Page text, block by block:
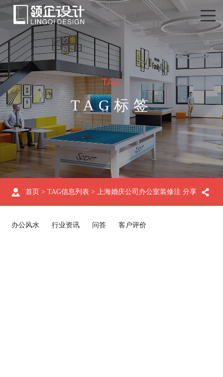
TAG
TAG标签
分享
首页 > TAG信息列表 > 上海婚庆公司办公室装修注
意什么
办公风水 行业资讯 问答 客户评价